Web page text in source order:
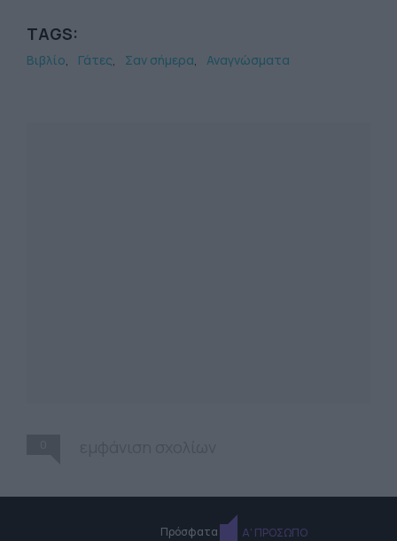
TAGS:
Βιβλίο Γάτες Σαν σήμερα Αναγνώσματα
Πρόσφατα Α' ΠΡΟΣΩΠΟ